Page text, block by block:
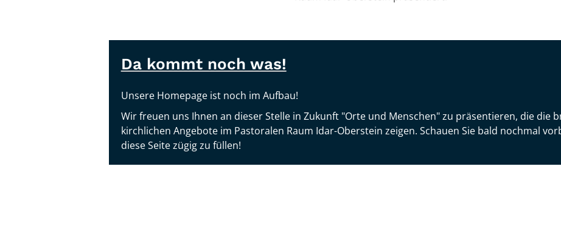
Da kommt noch was!
Unsere Homepage ist noch im Aufbau!
Wir freuen uns Ihnen an dieser Stelle in Zukunft "Orte und Menschen" zu präsentieren, die die
kirchlichen Angebote im Pastoralen Raum Idar-Oberstein zeigen. Schauen Sie bald nochmal
diese Seite zügig zu füllen!